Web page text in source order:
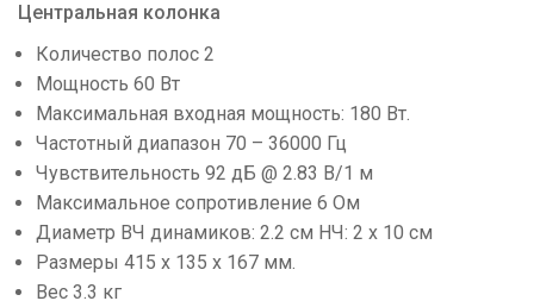
Центральная колонка
Количество полос 2
Мощность 60 Вт
Максимальная входная мощность: 180 Вт.
Частотный диапазон 70 – 36000 Гц
Чувствительность 92 дБ @ 2.83 В/1 м
Максимальное сопротивление 6 Ом
Диаметр ВЧ динамиков: 2.2 см НЧ: 2 х 10 см
Размеры 415 x 135 x 167 мм.
Вес 3.3 кг